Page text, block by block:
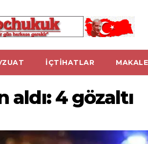
İÇTİHATLAR
aldı: 4 gözaltı